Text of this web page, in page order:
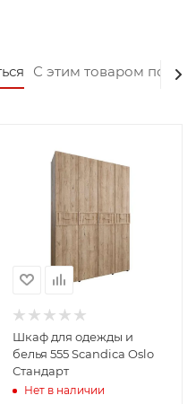
С этим товаром
Шкаф для одежды и
белья 555 Scandica Oslo
Стандарт
Нет в наличии